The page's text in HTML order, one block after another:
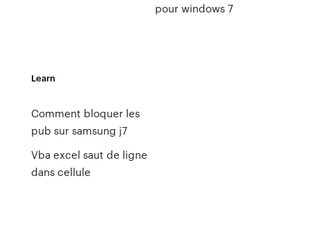
pour windows 7
Learn
Comment bloquer les
pub sur samsung j7
Vba excel saut de ligne
dans cellule